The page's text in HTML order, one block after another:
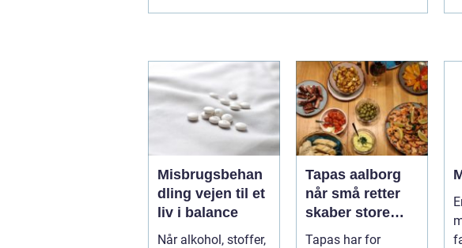
Misbrugsbehan
dling vejen til et
liv i balance
Når alkohol, stoffer,
Tapas aalborg
når små retter
skaber store
oplevelser
Tapas har for